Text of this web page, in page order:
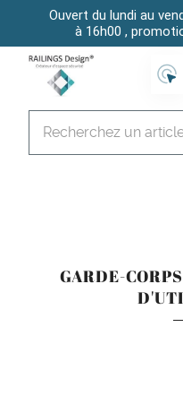
Ouvert du lundi au
à 16h00 ,
GARDE-